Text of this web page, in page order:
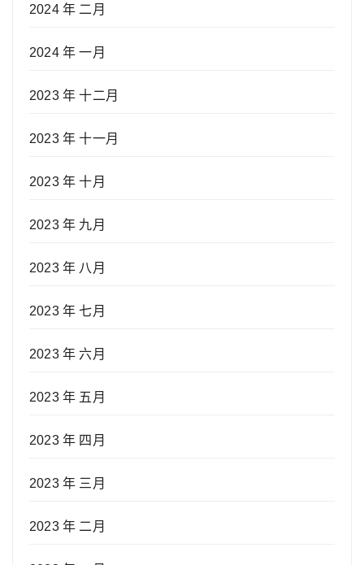
2024 年 二月
2024 年 一月
2023 年 十二月
2023 年 十一月
2023 年 十月
2023 年 九月
2023 年 八月
2023 年 七月
2023 年 六月
2023 年 五月
2023 年 四月
2023 年 三月
2023 年 二月